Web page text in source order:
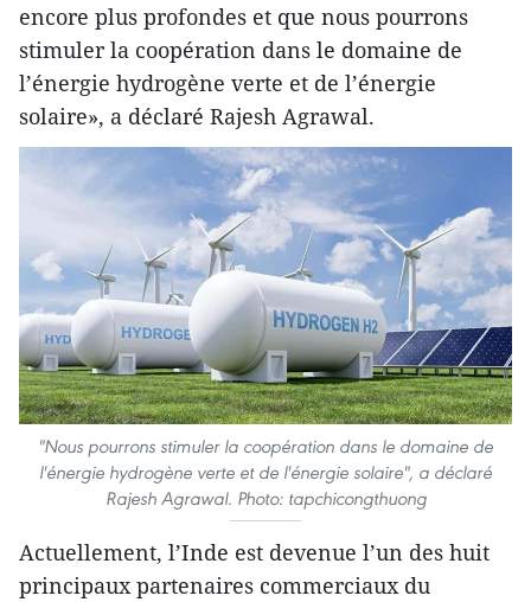
encore plus profondes et que nous pourrons
stimuler la coopération dans le domaine de
l’énergie hydrogène verte et de l’énergie
solaire», a déclaré Rajesh Agrawal.
"Nous pourrons stimuler la coopération dans le domaine de
l'énergie hydrogène verte et de l'énergie solaire", a déclaré
Rajesh Agrawal. Photo: tapchicongthuong
Actuellement, l’Inde est devenue l’un des huit
principaux partenaires commerciaux du